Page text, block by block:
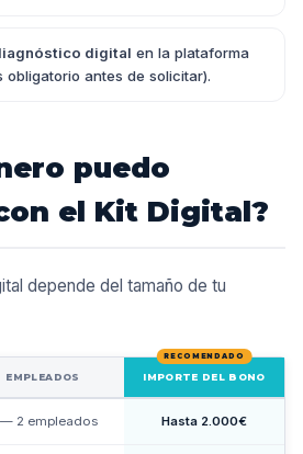
digital en la plataforma
obligatorio antes de solicitar).
puedo
el Kit Digital?
depende del tamaño de tu
EMPLEADOS IMPORTE DEL BONO
2 empleados Hasta 2.000€